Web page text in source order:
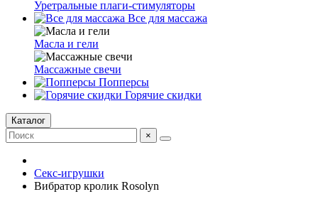
Уретральные плаги-стимуляторы
Все для массажа
Масла и гели
Массажные свечи
Попперсы
Горячие скидки
Каталог
×
Секс-игрушки
Вибратор кролик Rosolyn